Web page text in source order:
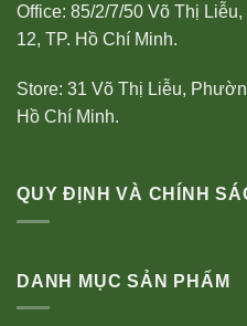
Office: 85/2/7/50 Võ Thị
12, TP. Hồ Chí Minh.
Store: 31 Võ Thị Liễu,
Hồ Chí Minh.
QUY ĐỊNH VÀ CHÍNH
DANH MỤC SẢN PHẨM